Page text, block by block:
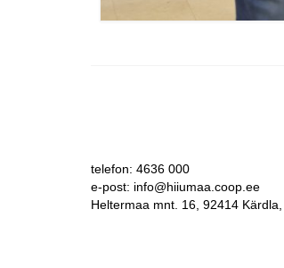
telefon: 4636 000
e-post: info@hiiumaa.coop.ee
Heltermaa mnt. 16, 92414